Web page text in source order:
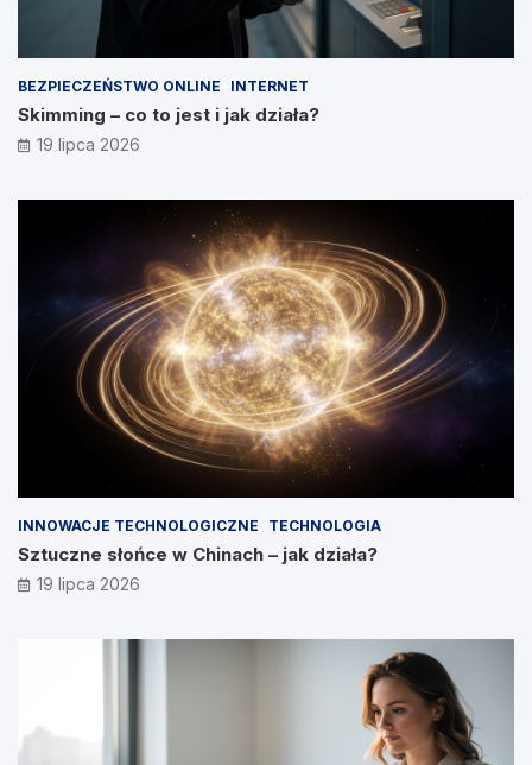
BEZPIECZEŃSTWO ONLINE INTERNET
Skimming – co to jest i jak działa?
19 lipca 2026
INNOWACJE TECHNOLOGICZNE TECHNOLOGIA
Sztuczne słońce w Chinach – jak działa?
19 lipca 2026